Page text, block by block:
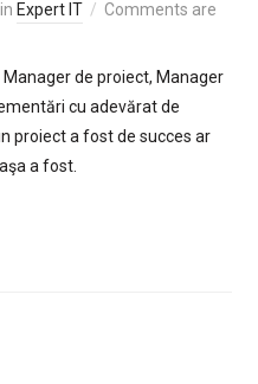
in Expert IT
Comments are
de proiect, Manager
cu adevărat de
proiect a fost de succes ar
a fost.